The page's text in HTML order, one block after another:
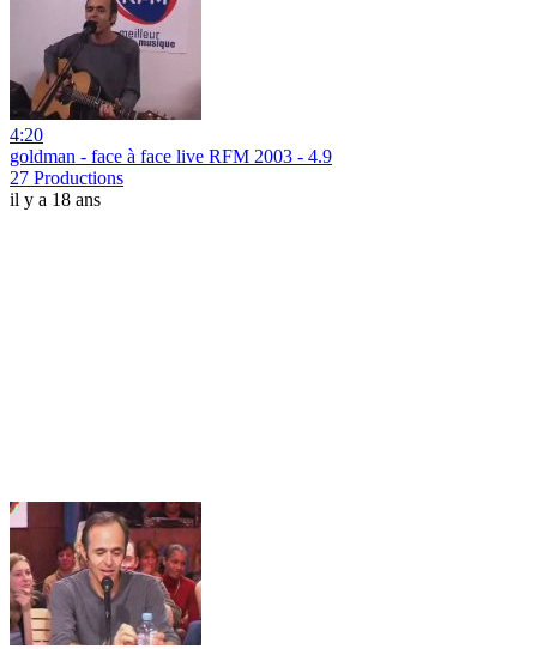
4:20
goldman - face à face live RFM 2003 - 4.9
27 Productions
il y a 18 ans